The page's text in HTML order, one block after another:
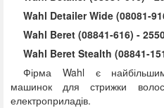
Wahl Detailer Wide (08081-
Wahl Beret (08841-616) -
Wahl Beret Stealth (08841-
Фірма Wahl
є
машинок для стрижки
електроприладів.